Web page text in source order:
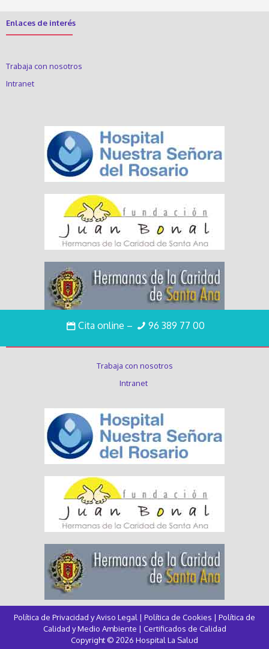
Cita online – 96 389 77 00
Enlaces de interés
Trabaja con nosotros
Intranet
Trabaja con nosotros
Intranet
Política de Privacidad y Aviso Legal | Política de Cookies | Política de
Calidad y Medio Ambiente | Certificados de Calidad
Copyright © 2026 Hospital La Salud